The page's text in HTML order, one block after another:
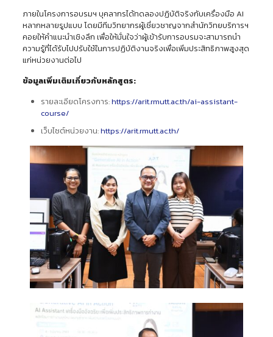
ภายในโครงการอบรมฯ บุคลากรได้ทดลองปฏิบัติจริงกับเครื่องมือ AI
หลากหลายรูปแบบ โดยมีทีมวิทยากรผู้เชี่ยวชาญจากสำนักวิทยบริการฯ
คอยให้คำแนะนำเชิงลึก เพื่อให้มั่นใจว่าผู้เข้ารับการอบรมจะสามารถนำ
ความรู้ที่ได้รับไปปรับใช้ในการปฏิบัติงานจริงเพื่อเพิ่มประสิทธิภาพสูงสุด
แก่หน่วยงานต่อไป
ข้อมูลเพิ่มเติมเกี่ยวกับหลักสูตร:
รายละเอียดโครงการ:https://arit.rmutt.ac.th/ai-assistant-
course/
เว็บไซต์หน่วยงาน:https://arit.rmutt.ac.th/